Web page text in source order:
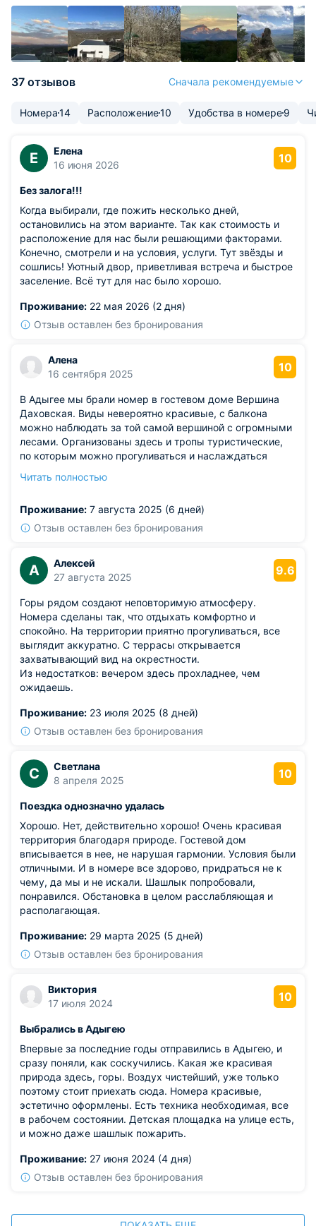
37 отзывов Сначала рекомендуемые
Номера14 Расположение10 Удобства в номере9
Е
Елена
16 июня 2026
10
Без залога!!!
Когда выбирали, где пожить несколько дней,
остановились на этом варианте. Так как стоимость и
расположение для нас были решающими факторами.
Конечно, смотрели и на условия, услуги. Тут звёзды и
сошлись! Уютный двор, приветливая встреча и быстрое
заселение. Всё тут для нас было хорошо.
Проживание: 22 мая 2026 (2 дня)
Отзыв оставлен без бронирования
Алена
16 сентября 2025
10
В Адыгее мы брали номер в гостевом доме Вершина
Даховская. Виды невероятно красивые, с балкона
можно наблюдать за той самой вершиной с огромными
лесами. Организованы здесь и тропы туристические,
по которым можно прогуливаться и наслаждаться
удобства. Детская площадка есть. В самом номере
Главное, что все чисто и уютно.
Читать полностью
Проживание: 7 августа 2025 (6 дней)
Отзыв оставлен без бронирования
А
Алексей
27 августа 2025
9.6
Горы рядом создают неповторимую атмосферу.
Номера сделаны так, что отдыхать комфортно и
спокойно. На территории приятно прогуливаться, все
выглядит аккуратно. С террасы открывается
захватывающий вид на окрестности.
Из недостатков: вечером здесь прохладнее, чем
ожидаешь.
Проживание: 23 июля 2025 (8 дней)
Отзыв оставлен без бронирования
С
Светлана
8 апреля 2025
10
Поездка однозначно удалась
Хорошо. Нет, действительно хорошо! Очень красивая
территория благодаря природе. Гостевой дом
вписывается в нее, не нарушая гармонии. Условия были
отличными. И в номере все здорово, придраться не к
чему, да мы и не искали. Шашлык попробовали,
понравился. Обстановка в целом расслабляющая и
располагающая.
Проживание: 29 марта 2025 (5 дней)
Отзыв оставлен без бронирования
Виктория
17 июля 2024
10
Выбрались в Адыгею
Впервые за последние годы отправились в Адыгею, и
сразу поняли, как соскучились. Какая же красивая
природа здесь, горы. Воздух чистейший, уже только
поэтому стоит приехать сюда. Номера красивые,
эстетично оформлены. Есть техника необходимая, все
в рабочем состоянии. Детская площадка на улице есть,
и можно даже шашлык пожарить.
Проживание: 27 июня 2024 (4 дня)
Отзыв оставлен без бронирования